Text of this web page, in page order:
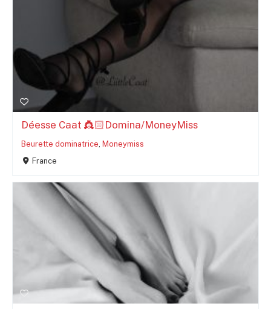
Déesse Caat 👸🏻Domina/MoneyMiss
Beurette dominatrice Moneymiss
France